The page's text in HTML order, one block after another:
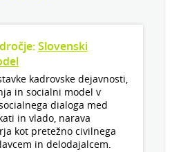
Slovenski
kadrovske dejavnosti,
in socialni model v
dialoga med
in vlado, narava
kot pretežno civilnega
in delodajalcem.